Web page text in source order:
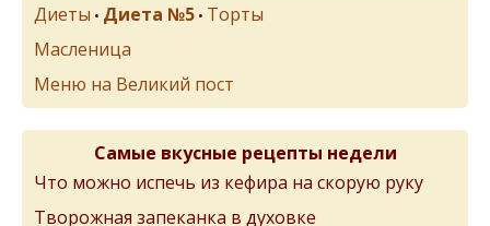
Диеты • Диета №5 • Торты
Масленица
Меню на Великий пост
Самые вкусные рецепты недели
Что можно испечь из кефира на скорую руку
Творожная запеканка в духовке